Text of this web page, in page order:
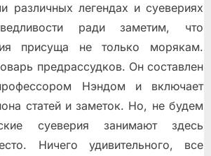
различных легендах и суевериях
ради заметим, что
присуща не только морякам.
предрассудков. Он составлен
Нэндом и включает
статей и заметок. Но, не будем
суеверия занимают здесь
Ничего удивительного, все